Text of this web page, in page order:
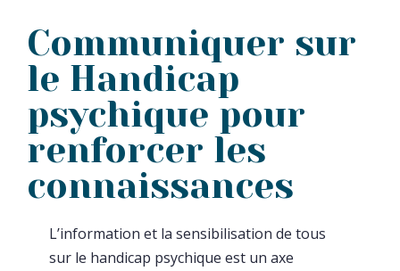
Communiquer sur
le Handicap
psychique pour
renforcer les
connaissances
L’information et la sensibilisation de tous
sur le handicap psychique est un axe